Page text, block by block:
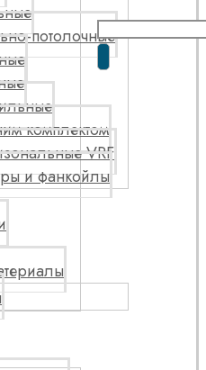
потолочные
комплектом
VRF
и фанкойлы